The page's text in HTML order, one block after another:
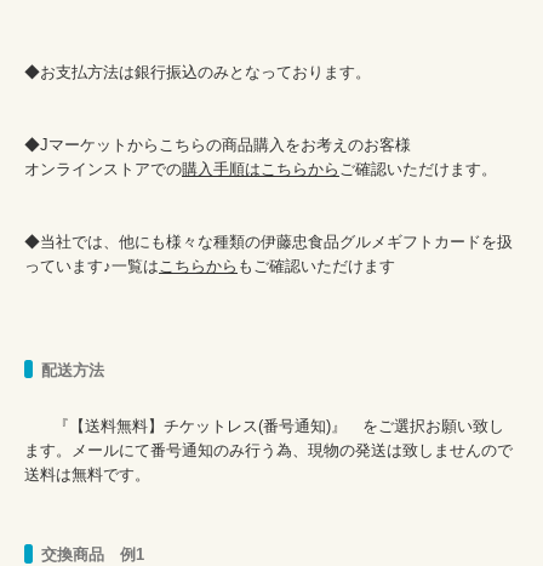
◆お支払方法は銀行振込のみとなっております。
◆Jマーケットからこちらの商品購入をお考えのお客様
オンラインストアでの購入手順はこちらから ご確認いただけます。
◆当社では、他にも様々な種類の伊藤忠食品グルメギフトカードを扱
っています♪一覧は こちらから もご確認いただけます
配送方法
ます。メールにて番号通知のみ行う為、現物の発送は致しませんので
送料は無料です。
交換商品 例1